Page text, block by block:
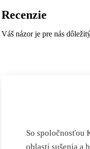
Recenzie
Váš názor je pre nás
So spoločnosťou
oblasti sušenia a